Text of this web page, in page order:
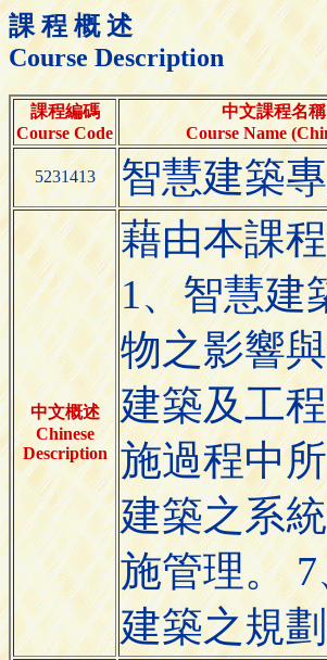
課 程 概 述
Course Description
課程編碼
Course Code
中文課程名稱
Course Name
5231413 智慧建築
中文概述
Chinese
Description
藉由本課
1、智慧建
物之影響
建築及工
施過程中
建築之系
施管理。
建築之規